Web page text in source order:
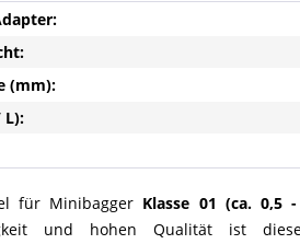
(mm):
L):
für Minibagger Klasse 01 (ca. 0,5
und hohen Qualität ist